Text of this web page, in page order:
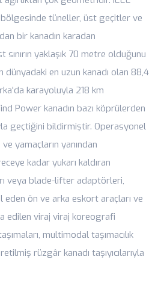
bölgesinde tüneller, üst geçitler ve
bir kanadın karadan
yaklaşık 70 metre olduğunu
en uzun kanadı olan 88,4
karayoluyla 218 km
Power kanadın bazı köprülerden
geçtiğini bildirmiştir. Operasyonel
yamaçların yanından
kadar yukarı kaldıran
veya blade-lifter adaptörleri,
ön ve arka eskort araçları ve
edilen viraj viraj koreografi
multimodal taşımacılık
rüzgâr kanadı taşıyıcılarıyla